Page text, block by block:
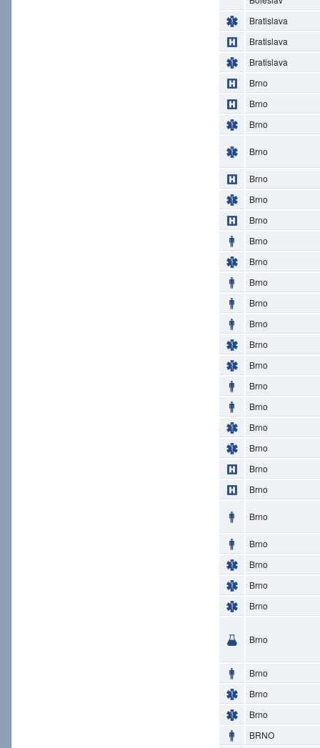
Bratislava
Bratislava
Bratislava
Brno
Brno
Brno
Brno
Brno
Brno
Brno
Brno
Brno
Brno
Brno
Brno
Brno
Brno
Brno
Brno
Brno
Brno
Brno
Brno
Brno
Brno
Brno
Brno
Brno
Brno
Brno
Brno
Brno
BRNO